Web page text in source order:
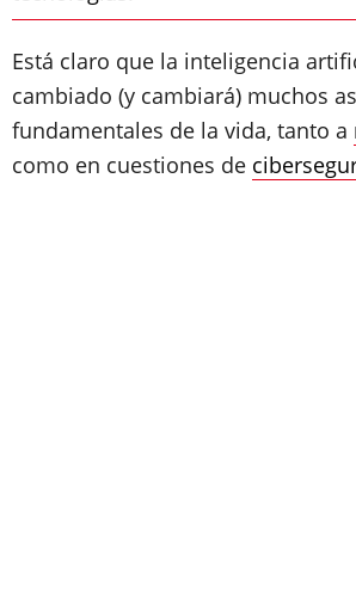
Está claro que la inteligencia
cambiado (y cambiará) muchos
fundamentales de la vida, tanto a
como en cuestiones de